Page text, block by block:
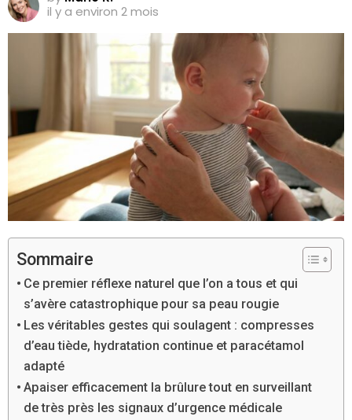
il y a environ 2 mois
Sommaire
Ce premier réflexe naturel que l’on a tous et qui
s’avère catastrophique pour sa peau rougie
Les véritables gestes qui soulagent : compresses
d’eau tiède, hydratation continue et paracétamol
adapté
Apaiser efficacement la brûlure tout en surveillant
de très près les signaux d’urgence médicale